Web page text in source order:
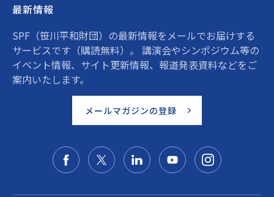
最新情報
SPF（笹川平和財団）の最新情報をメールでお届けする
サービスです（購読無料）。 講演会やシンポジウム等の
イベント情報、サイト更新情報、報道発表資料などをご
案内いたします。
メールマガジンの登録